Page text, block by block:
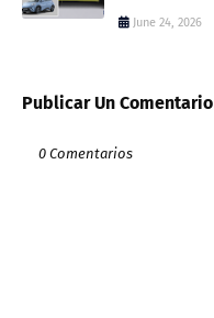
June 24, 2026
Publicar Un Comentario
0 Comentarios